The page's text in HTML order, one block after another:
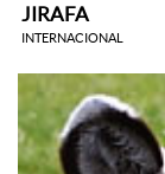
JIRAFA
INTERNACIONAL